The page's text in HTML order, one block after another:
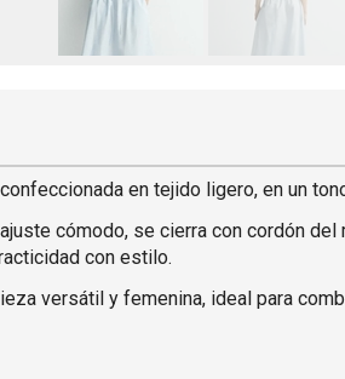
en tejido ligero, en un
cómodo, se cierra con cordón
con estilo.
versátil y femenina, ideal para